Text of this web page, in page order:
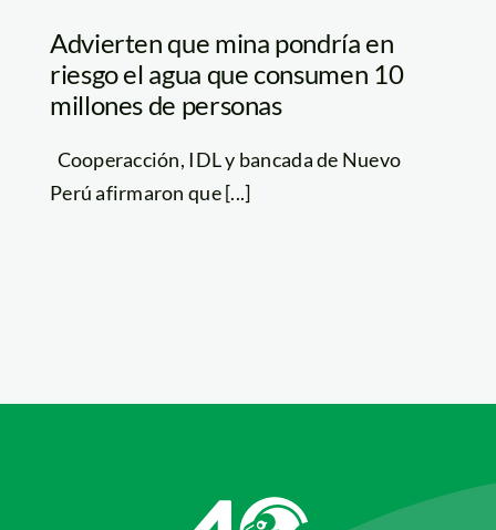
Advierten que mina pondría en
riesgo el agua que consumen 10
millones de personas
Cooperacción, IDL y bancada de Nuevo
Perú afirmaron que [...]